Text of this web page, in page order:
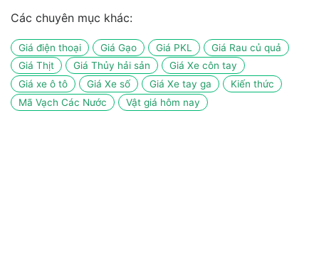
Các chuyên mục khác:
Giá điện thoại Giá Gạo Giá PKL
Giá Rau củ quả
Giá Thịt
Giá Thủy hải sản
Giá Xe côn tay
Giá xe ô tô
Giá Xe số Giá Xe tay ga
Kiến thức
Mã Vạch Các Nước
Vật giá hôm nay